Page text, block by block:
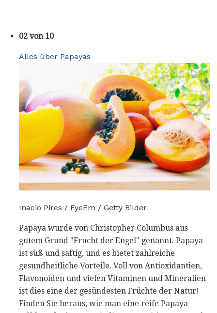
02 von 10
Alles über Papayas
Inacio Pires / EyeEm / Getty Bilder
Papaya wurde von Christopher Columbus aus
gutem Grund "Frucht der Engel" genannt. Papaya
ist süß und saftig, und es bietet zahlreiche
gesundheitliche Vorteile. Voll von Antioxidantien,
Flavonoiden und vielen Vitaminen und Mineralien
ist dies eine der gesündesten Früchte der Natur!
Finden Sie heraus, wie man eine reife Papaya